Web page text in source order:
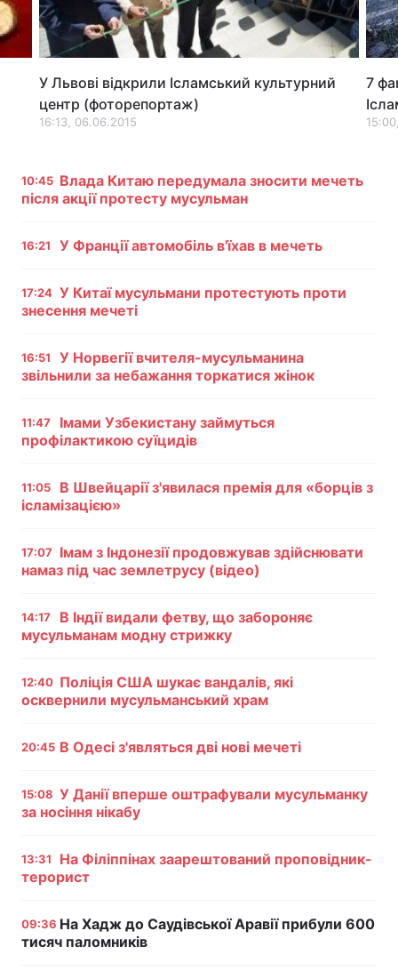
Лонгріди
Відео з Youtube Статті
Інтерв'ю
Контакти
Послуги
Тема оформлення
У Львові відкрили Ісламський культурний
центр (фоторепортаж)
16:13, 06.06.2015
7
10:45 Влада Китаю передумала зносити мечеть
після акції протесту мусульман
16:21 У Франції автомобіль в'їхав в мечеть
17:24 У Китаї мусульмани протестують проти
знесення мечеті
16:51
У Норвегії вчителя-мусульманина
звільнили за небажання торкатися жінок
11:47
Імами Узбекистану займуться
профілактикою суїцидів
11:05
В Швейцарії з'явилася премія для «борців з
ісламізацією»
17:07
Імам з Індонезії продовжував здійснювати
намаз під час землетрусу (відео)
14:17
В Індії видали фетву, що забороняє
мусульманам модну стрижку
12:40 Поліція США шукає вандалів, які
осквернили мусульманський храм
20:45 В Одесі з'являться дві нові мечеті
15:08 У Данії вперше оштрафували мусульманку
за носіння нікабу
13:31
На Філіппінах заарештований проповідник-
терорист
09:36 На Хадж до Саудівської Аравії прибули 600
тисяч паломників